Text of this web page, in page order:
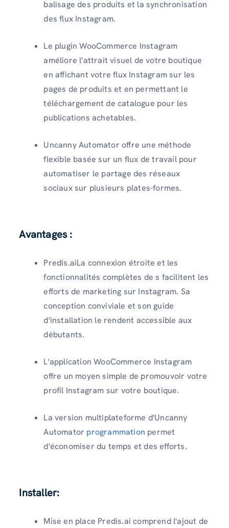
balisage des produits et la synchronisation
des flux Instagram.
Le plugin WooCommerce Instagram
améliore l'attrait visuel de votre boutique
en affichant votre flux Instagram sur les
pages de produits et en permettant le
téléchargement de catalogue pour les
publications achetables.
Uncanny Automator offre une méthode
flexible basée sur un flux de travail pour
automatiser le partage des réseaux
sociaux sur plusieurs plates-formes.
Avantages :
Predis.aiLa connexion étroite et les
fonctionnalités complètes de s facilitent les
efforts de marketing sur Instagram. Sa
conception conviviale et son guide
d'installation le rendent accessible aux
débutants.
L'application WooCommerce Instagram
offre un moyen simple de promouvoir votre
profil Instagram sur votre boutique.
La version multiplateforme d'Uncanny
Automator programmation permet
d'économiser du temps et des efforts.
Installer:
Mise en place Predis.ai comprend l'ajout de